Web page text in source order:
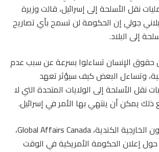
نقل الأسلحة إلى إسرائيل، قالت وزيرة
جولي إن الحكومة لن تسمح بأي تصاريح
إلى البلاد.
حقوق الإنسان تساءلوا بسرعة عن سبب عدم
وتساءل البعض كيف سيؤثر تعهد
نقل الأسلحة إلى الولايات المتحدة التي لا
ذلك يمكن أن ينتهي بها الأمر في إسرائيل.
ولم ترد وزارة الشؤون الخارجية الكندية، Global Affairs Canada،
حول إعلان الحكومة الأمريكية في الوقت